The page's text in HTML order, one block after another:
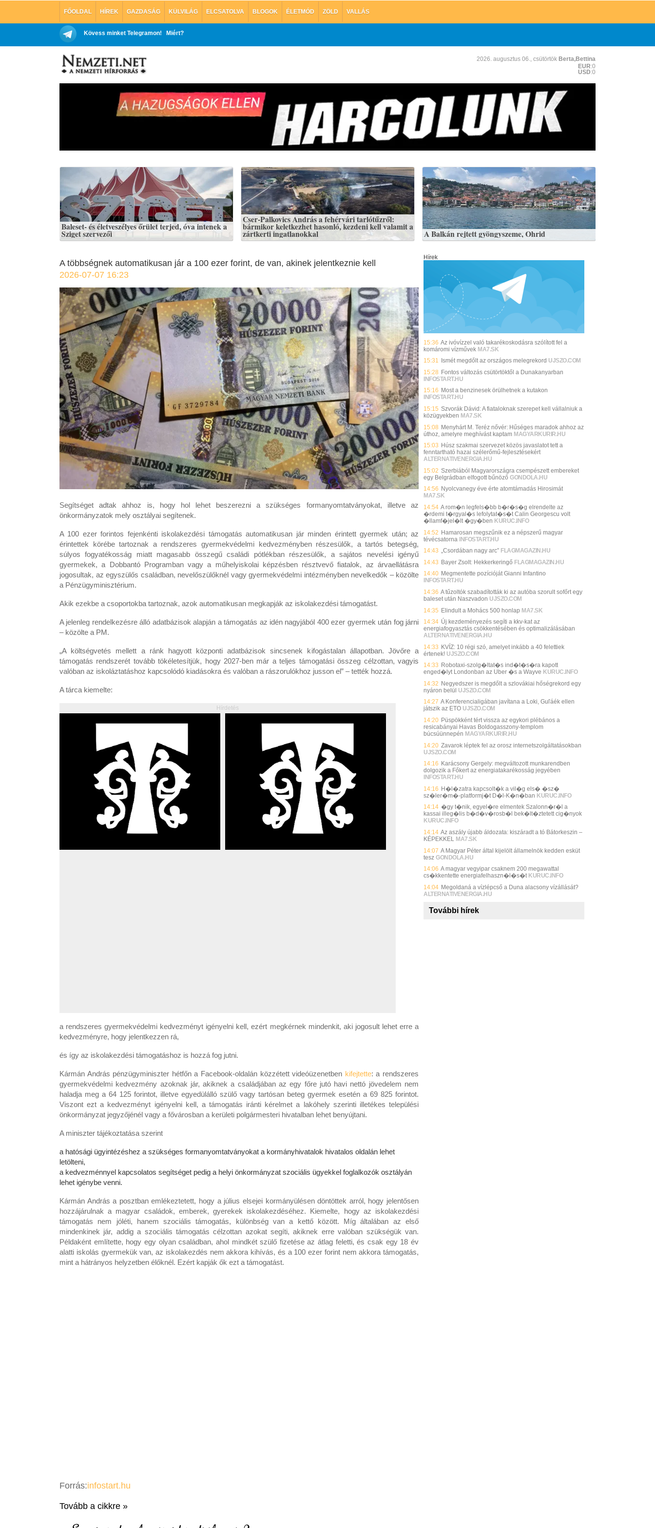
FŐOLDAL HÍREK GAZDASÁG KÜLVILÁG ELCSATOLVA BLOGOK ÉLETMÓD ZÖLD VALLÁS
Kövess minket Telegramon! Miért?
2026. augusztus 06., csütörtök Berta,Bettina
EUR:0
USD:0
Baleset- és életveszélyes őrület terjed, óva intenek a
Sziget szervezői
Cser-Palkovics András a fehérvári tarlótűzről:
bármikor keletkezhet hasonló, kezdeni kell valamit a
zártkerti ingatlanokkal A Balkán rejtett gyöngyszeme, Ohrid
A többségnek automatikusan jár a 100 ezer forint, de van, akinek jelentkeznie kell
2026-07-07 16:23
Segítséget adtak ahhoz is, hogy hol lehet beszerezni a szükséges formanyomtatványokat, illetve az
önkormányzatok mely osztályai segítenek.
A 100 ezer forintos fejenkénti iskolakezdési támogatás automatikusan jár minden érintett gyermek után; az
érintettek körébe tartoznak a rendszeres gyermekvédelmi kedvezményben részesülők, a tartós betegség,
súlyos fogyatékosság miatt magasabb összegű családi pótlékban részesülők, a sajátos nevelési igényű
gyermekek, a Dobbantó Programban vagy a műhelyiskolai képzésben résztvevő fiatalok, az árvaellátásra
jogosultak, az egyszülős családban, nevelőszülőknél vagy gyermekvédelmi intézményben nevelkedők – közölte
a Pénzügyminisztérium.
Akik ezekbe a csoportokba tartoznak, azok automatikusan megkapják az iskolakezdési támogatást.
A jelenleg rendelkezésre álló adatbázisok alapján a támogatás az idén nagyjából 400 ezer gyermek után fog járni
– közölte a PM.
„A költségvetés mellett a ránk hagyott központi adatbázisok sincsenek kifogástalan állapotban. Jövőre a
támogatás rendszerét tovább tökéletesítjük, hogy 2027-ben már a teljes támogatási összeg célzottan, vagyis
valóban az iskoláztatáshoz kapcsolódó kiadásokra és valóban a rászorulókhoz jusson el” – tették hozzá.
A tárca kiemelte:
Hírdetés
a rendszeres gyermekvédelmi kedvezményt igényelni kell, ezért megkérnek mindenkit, aki jogosult lehet erre a
kedvezményre, hogy jelentkezzen rá,
és így az iskolakezdési támogatáshoz is hozzá fog jutni.
Kármán András pénzügyminiszter hétfőn a Facebook-oldalán közzétett videóüzenetben kifejtette: a rendszeres
gyermekvédelmi kedvezmény azoknak jár, akiknek a családjában az egy főre jutó havi nettó jövedelem nem
haladja meg a 64 125 forintot, illetve egyedülálló szülő vagy tartósan beteg gyermek esetén a 69 825 forintot.
Viszont ezt a kedvezményt igényelni kell, a támogatás iránti kérelmet a lakóhely szerinti illetékes települési
önkormányzat jegyzőjénél vagy a fővárosban a kerületi polgármesteri hivatalban lehet benyújtani.
A miniszter tájékoztatása szerint
a hatósági ügyintézéshez a szükséges formanyomtatványokat a kormányhivatalok hivatalos oldalán lehet
letölteni,
a kedvezménnyel kapcsolatos segítséget pedig a helyi önkormányzat szociális ügyekkel foglalkozók osztályán
lehet igénybe venni.
Kármán András a posztban emlékeztetett, hogy a július elsejei kormányülésen döntöttek arról, hogy jelentősen
hozzájárulnak a magyar családok, emberek, gyerekek iskolakezdéséhez. Kiemelte, hogy az iskolakezdési
támogatás nem jóléti, hanem szociális támogatás, különbség van a kettő között. Míg általában az első
mindenkinek jár, addig a szociális támogatás célzottan azokat segíti, akiknek erre valóban szükségük van.
Példaként említette, hogy egy olyan családban, ahol mindkét szülő fizetése az átlag feletti, és csak egy 18 év
alatti iskolás gyermekük van, az iskolakezdés nem akkora kihívás, és a 100 ezer forint nem akkora támogatás,
mint a hátrányos helyzetben élőknél. Ezért kapják ők ezt a támogatást.
Forrás:infostart.hu
Tovább a cikkre »
Hírek
15:36 Az ivóvízzel való takarékoskodásra szólított fel a
komáromi vízművek MA7.SK
15:31
Ismét megdőlt az országos melegrekord UJSZO.COM
15:28 Fontos változás csütörtöktől a Dunakanyarban
INFOSTART.HU
15:16 Most a benzinesek örülhetnek a kutakon
INFOSTART.HU
15:15 Szvorák Dávid: A fiataloknak szerepet kell vállalniuk a
közügyekben MA7.SK
15:08 Menyhárt M. Teréz nővér: Hűséges maradok ahhoz az
úthoz, amelyre meghívást kaptam MAGYARKURIR.HU
15:03 Húsz szakmai szervezet közös javaslatot tett a
fenntartható hazai szélerőmű-fejlesztésekért
ALTERNATIVENERGIA.HU
15:02 Szerbiából Magyarországra csempészett embereket
egy Belgrádban elfogott bűnöző GONDOLA.HU
14:56 Nyolcvanegy éve érte atomtámadás Hirosimát
MA7.SK
14:54 A rom�n legfels�bb b�r�s�g elrendelte az
�rdemi t�rgyal�s lefolytat�s�t Calin Georgescu volt
�llamf�jel�lt �gy�ben KURUC.INFO
14:52 Hamarosan megszűnik ez a népszerű magyar
tévécsatorna INFOSTART.HU
14:43 „Csordában nagy arc” FLAGMAGAZIN.HU
14:43 Bayer Zsolt: Hekkerkeringő FLAGMAGAZIN.HU
14:40 Megmentette pozícióját Gianni Infantino
INFOSTART.HU
14:36 A tűzoltók szabadították ki az autóba szorult sofőrt egy
baleset után Naszvadon UJSZO.COM
14:35 Elindult a Mohács 500 honlap MA7.SK
14:34 Új kezdeményezés segíti a kkv-kat az
energiafogyasztás csökkentésében és optimalizálásában
ALTERNATIVENERGIA.HU
14:33 KVÍZ: 10 régi szó, amelyet inkább a 40 felettiek
értenek! UJSZO.COM
14:33 Robotaxi-szolg�ltat�s ind�t�s�ra kapott
enged�lyt Londonban az Uber �s a Wayve KURUC.INFO
14:32 Negyedszer is megdőlt a szlovákiai hőségrekord egy
nyáron belül UJSZO.COM
14:27 A Konferencialigában javítana a Loki, Guľáék ellen
játszik az ETO UJSZO.COM
14:20 Püspökként tért vissza az egykori plébános a
resicabányai Havas Boldogasszony-templom
búcsúünnepén MAGYARKURIR.HU
14:20 Zavarok léptek fel az orosz internetszolgáltatásokban
UJSZO.COM
14:16 Karácsony Gergely: megváltozott munkarendben
dolgozik a Főkert az energiatakarékosság jegyében
INFOSTART.HU
14:16 H�l�zatra kapcsolt�k a vil�g els� �sz�
sz�ler�m�-platformj�t D�l-K�n�ban KURUC.INFO
14:14 �gy t�nik, egyel�re elmentek Szalonn�r�l a
kassai illeg�lis b�d�v�rosb�l bek�lt�ztetett cig�nyok
KURUC.INFO
14:14 Az aszály újabb áldozata: kiszáradt a tó Bátorkeszin –
KÉPEKKEL MA7.SK
14:07 A Magyar Péter által kijelölt államelnök kedden esküt
tesz GONDOLA.HU
14:06 A magyar vegyipar csaknem 200 megawattal
cs�kkentette energiafelhaszn�l�s�t KURUC.INFO
14:04 Megoldaná a vízlépcső a Duna alacsony vízállását?
ALTERNATIVENERGIA.HU
További hírek